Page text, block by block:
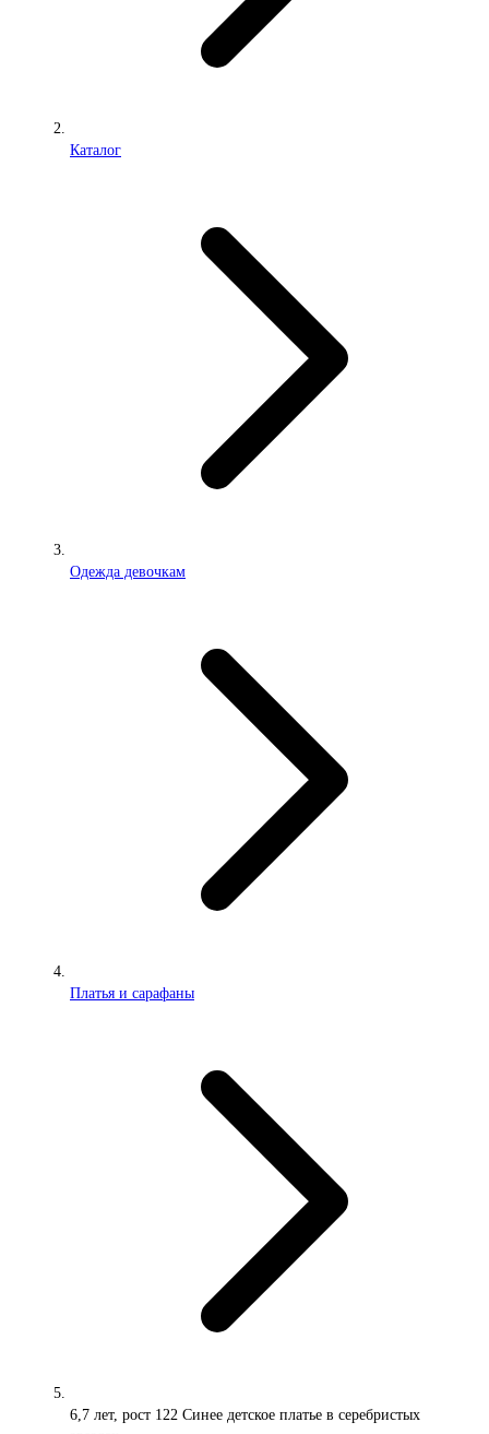
Каталог
Одежда девочкам
Платья и сарафаны
6,7 лет, рост 122 Синее детское платье в серебристых